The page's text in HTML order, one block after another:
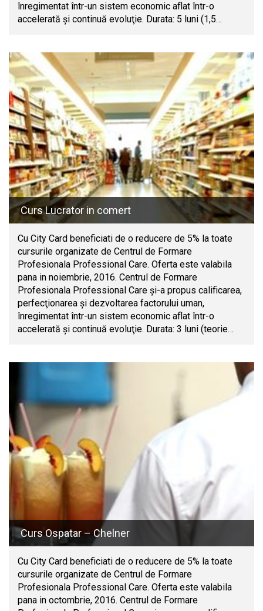
înregimentat într-un sistem economic aflat într-o
accelerată şi continuă evoluţie. Durata: 5 luni (1,5…
Curs Lucrator in comert
Cu City Card beneficiati de o reducere de 5% la toate
cursurile organizate de Centrul de Formare
Profesionala Professional Care. Oferta este valabila
pana in noiembrie, 2016. Centrul de Formare
Profesionala Professional Care şi-a propus calificarea,
perfecţionarea şi dezvoltarea factorului uman,
înregimentat într-un sistem economic aflat într-o
accelerată şi continuă evoluţie. Durata: 3 luni (teorie…
Curs Ospatar – Chelner
Cu City Card beneficiati de o reducere de 5% la toate
cursurile organizate de Centrul de Formare
Profesionala Professional Care. Oferta este valabila
pana in octombrie, 2016. Centrul de Formare